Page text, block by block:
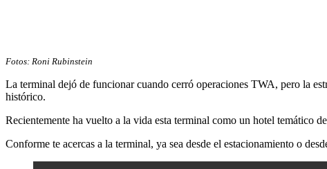
Fotos: Roni Rubinstein
La terminal dejó de funcionar cuando cerró operaciones TWA, pero la
histórico.
Recientemente ha vuelto a la vida esta terminal como un hotel temático
Conforme te acercas a la terminal, ya sea desde el estacionamiento o